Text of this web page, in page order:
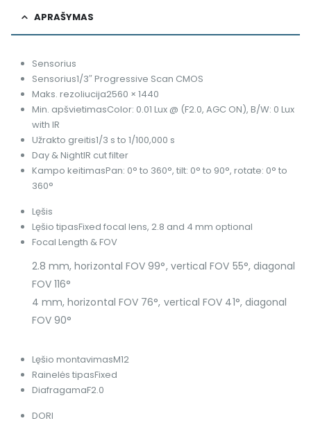
APRAŠYMAS
Sensorius
Sensorius1/3″ Progressive Scan CMOS
Maks. rezoliucija2560 × 1440
Min. apšvietimasColor: 0.01 Lux @ (F2.0, AGC ON), B/W: 0 Lux
with IR
Užrakto greitis1/3 s to 1/100,000 s
Day & NightIR cut filter
Kampo keitimasPan: 0° to 360°, tilt: 0° to 90°, rotate: 0° to
360°
Lęšis
Lęšio tipasFixed focal lens, 2.8 and 4 mm optional
Focal Length & FOV
2.8 mm, horizontal FOV 99°, vertical FOV 55°, diagonal
FOV 116°
4 mm, horizontal FOV 76°, vertical FOV 41°, diagonal
FOV 90°
Lęšio montavimasM12
Rainelės tipasFixed
DiafragamaF2.0
DORI